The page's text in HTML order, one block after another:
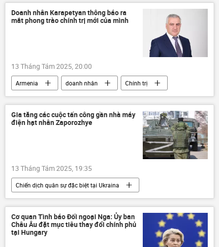
Vladimir Putin
quan hệ
Doanh nhân Karapetyan thông báo ra
mắt phong trào chính trị mới của mình
13 Tháng Tám 2025, 20:00
Armenia doanh nhân
Chính trị
xung đột
quan hệ Thế giới
Gia tăng các cuộc tấn công gần nhà máy
điện hạt nhân Zaporozhye
13 Tháng Tám 2025, 19:35
Chiến dịch quân sự đặc biệt tại Ukraina
Zaporozhye
tấn công
nhà máy điện hạt nhân
Điện Kremlin
xung đột quân sự
Donald Trump
Cơ quan Tình báo Đối ngoại Nga: Ủy ban
Châu Âu đặt mục tiêu thay đổi chính phủ
tại Hungary